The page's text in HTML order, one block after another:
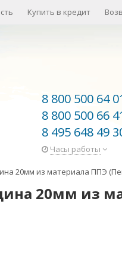
Купить в кредит
8 800 500 64
8 800 500 66
8 495 648 49
Часы работы
20мм из материала ППЭ
20мм из